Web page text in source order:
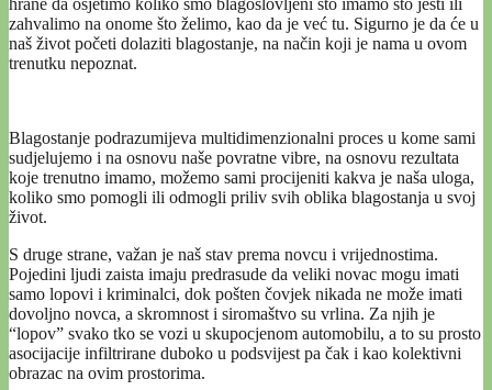
hrane da osjetimo koliko smo blagoslovljeni što imamo što jesti ili
zahvalimo na onome što želimo, kao da je već tu. Sigurno je da će u
naš život početi dolaziti blagostanje, na način koji je nama u ovom
trenutku nepoznat.
Blagostanje podrazumijeva multidimenzionalni proces u kome sami
sudjelujemo i na osnovu naše povratne vibre, na osnovu rezultata
koje trenutno imamo, možemo sami procijeniti kakva je naša uloga,
koliko smo pomogli ili odmogli priliv svih oblika blagostanja u svoj
život.
S druge strane, važan je naš stav prema novcu i vrijednostima.
Pojedini ljudi zaista imaju predrasude da veliki novac mogu imati
samo lopovi i kriminalci, dok pošten čovjek nikada ne može imati
dovoljno novca, a skromnost i siromaštvo su vrlina. Za njih je
“lopov” svako tko se vozi u skupocjenom automobilu, a to su prosto
asocijacije infiltrirane duboko u podsvijest pa čak i kao kolektivni
obrazac na ovim prostorima.